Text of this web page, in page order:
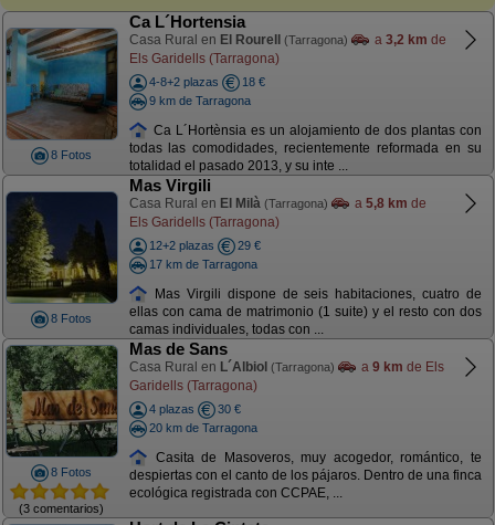
8 Fotos
Ca L´Hortensia
Casa Rural en El Rourell (Tarragona) a 3,2 km de
Els Garidells (Tarragona)
4-8+2 plazas
18 €
9 km de Tarragona
Ca L´Hortènsia es un alojamiento de dos plantas con
todas las comodidades, recientemente reformada en su
totalidad el pasado 2013, y su inte ...
8 Fotos
Mas Virgili
Casa Rural en El Milà (Tarragona) a 5,8 km de
Els Garidells (Tarragona)
12+2 plazas
29 €
17 km de Tarragona
Mas Virgili dispone de seis habitaciones, cuatro de
ellas con cama de matrimonio (1 suite) y el resto con dos
camas individuales, todas con ...
8 Fotos
(3 comentarios)
Mas de Sans
Casa Rural en L´Albiol (Tarragona) a 9 km de Els
Garidells (Tarragona)
4 plazas
30 €
20 km de Tarragona
Casita de Masoveros, muy acogedor, romántico, te
despiertas con el canto de los pájaros. Dentro de una finca
ecológica registrada con CCPAE, ...